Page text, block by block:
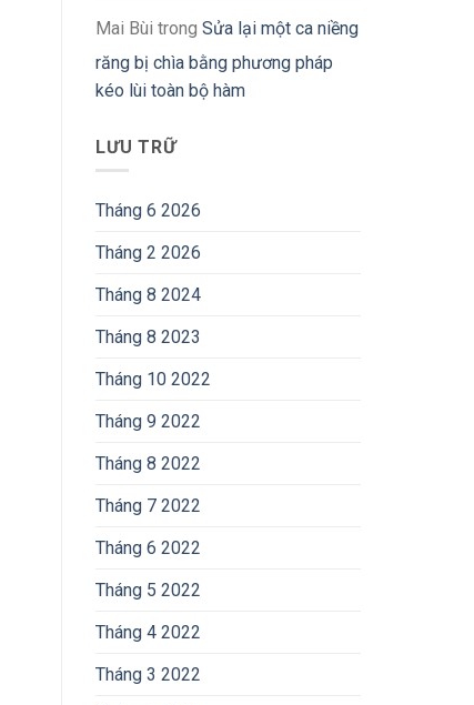
Mai Bùi trong Sửa lại một ca niềng
răng bị chìa bằng phương pháp
kéo lùi toàn bộ hàm
LƯU TRỮ
Tháng 6 2026
Tháng 2 2026
Tháng 8 2024
Tháng 8 2023
Tháng 10 2022
Tháng 9 2022
Tháng 8 2022
Tháng 7 2022
Tháng 6 2022
Tháng 5 2022
Tháng 4 2022
Tháng 3 2022